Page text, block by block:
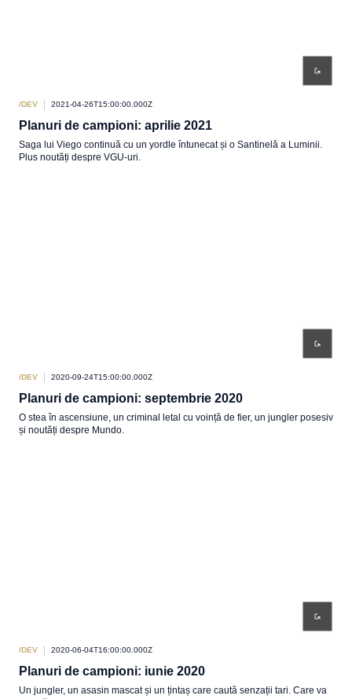
/DEV 2021-04-26T15:00:00.000Z
Planuri de campioni: aprilie 2021
Saga lui Viego continuă cu un yordle întunecat și o Santinelă a Luminii.
Plus noutăți despre VGU-uri.
/DEV 2020-09-24T15:00:00.000Z
Planuri de campioni: septembrie 2020
O stea în ascensiune, un criminal letal cu voință de fier, un jungler posesiv
și noutăți despre Mundo.
/DEV 2020-06-04T16:00:00.000Z
Planuri de campioni: iunie 2020
Un jungler, un asasin mascat și un țintaș care caută senzații tari. Care va